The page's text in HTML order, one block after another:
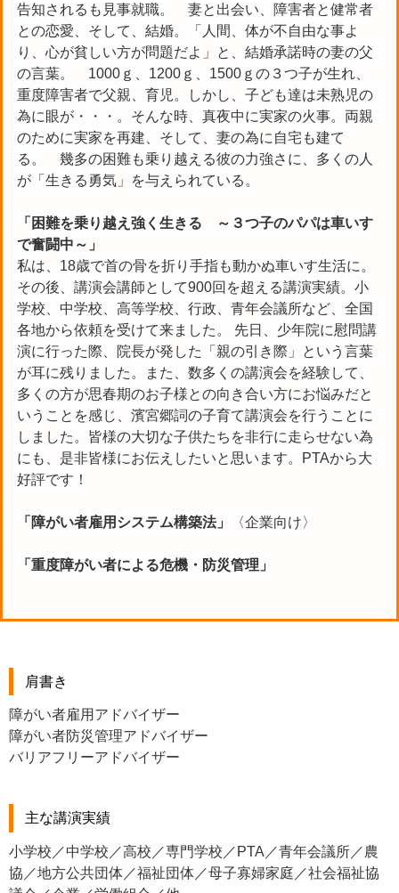
告知されるも見事就職。 妻と出会い、障害者と健常者
との恋愛、そして、結婚。「人間、体が不自由な事よ
り、心が貧しい方が問題だよ」と、結婚承諾時の妻の父
の言葉。 1000ｇ、1200ｇ、1500ｇの３つ子が生れ、
重度障害者で父親、育児。しかし、子ども達は未熟児の
為に眼が・・・。そんな時、真夜中に実家の火事。両親
のために実家を再建、そして、妻の為に自宅も建て
る。 幾多の困難も乗り越える彼の力強さに、多くの人
が「生きる勇気」を与えられている。
「困難を乗り越え強く生きる ～３つ子のパパは車いす
で奮闘中～」
私は、18歳で首の骨を折り手指も動かぬ車いす生活に。
その後、講演会講師として900回を超える講演実績。小
学校、中学校、高等学校、行政、青年会議所など、全国
各地から依頼を受けて来ました。 先日、少年院に慰問講
演に行った際、院長が発した「親の引き際」という言葉
が耳に残りました。また、数多くの講演会を経験して、
多くの方が思春期のお子様との向き合い方にお悩みだと
いうことを感じ、濱宮郷詞の子育て講演会を行うことに
しました。皆様の大切な子供たちを非行に走らせない為
にも、是非皆様にお伝えしたいと思います。PTAから大
好評です！
「障がい者雇用システム構築法」 〈企業向け〉
「重度障がい者による危機・防災管理」
肩書き
障がい者雇用アドバイザー
障がい者防災管理アドバイザー
バリアフリーアドバイザー
主な講演実績
小学校／中学校／高校／専門学校／PTA／青年会議所／農
協／地方公共団体／福祉団体／母子寡婦家庭／社会福祉協